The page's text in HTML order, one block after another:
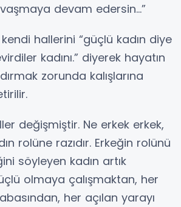
devam edersin...”
hallerini “güçlü kadın diye
kadını.” diyerek hayatın
zorunda kalışlarına
değişmiştir. Ne erkek erkek,
rolüne razıdır. Erkeğin rolünü
söyleyen kadın artık
olmaya çalışmaktan, her
her açılan yarayı